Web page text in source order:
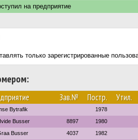
на предприятие
только зарегистрированные
Зав.№ Постр. Утил.
Bytrafik 1978
Busser 8897 1980
Busser 4037 1982